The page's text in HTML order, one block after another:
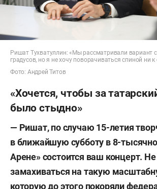
Ришат Тухватуллин: «Мы рассматривали вариант
градусов, но я не хочу поворачиваться спиной ни
Фото: Андрей Титов
«Хочется, чтобы за
было стыдно»
— Ришат, по случаю 15-летия
в ближайшую субботу в 8-
Арене» состоится ваш концерт.
замахиваться на такую
которую до этого покоряли